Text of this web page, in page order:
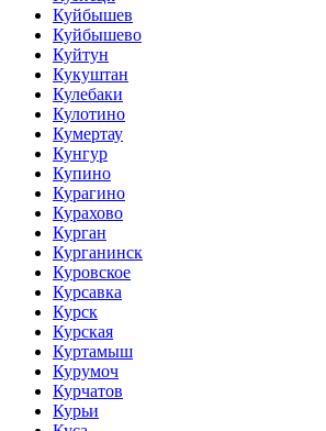
Куйбышев
Куйбышево
Куйтун
Кукуштан
Кулебаки
Кулотино
Кумертау
Кунгур
Купино
Курагино
Курахово
Курган
Курганинск
Куровское
Курсавка
Курск
Курская
Куртамыш
Курумоч
Курчатов
Курьи